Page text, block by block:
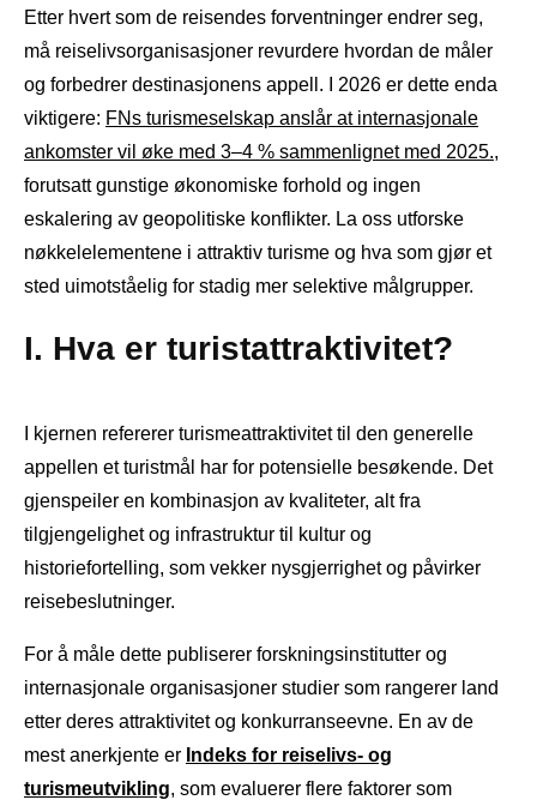
Etter hvert som de reisendes forventninger endrer seg,
må reiselivsorganisasjoner revurdere hvordan de måler
og forbedrer destinasjonens appell. I 2026 er dette enda
viktigere: FNs turismeselskap anslår at internasjonale
ankomster vil øke med 3–4 % sammenlignet med 2025.,
forutsatt gunstige økonomiske forhold og ingen
eskalering av geopolitiske konflikter. La oss utforske
nøkkelelementene i attraktiv turisme og hva som gjør et
sted uimotståelig for stadig mer selektive målgrupper.
I. Hva er turistattraktivitet?
I kjernen refererer turismeattraktivitet til den generelle
appellen et turistmål har for potensielle besøkende. Det
gjenspeiler en kombinasjon av kvaliteter, alt fra
tilgjengelighet og infrastruktur til kultur og
historiefortelling, som vekker nysgjerrighet og påvirker
reisebeslutninger.
For å måle dette publiserer forskningsinstitutter og
internasjonale organisasjoner studier som rangerer land
etter deres attraktivitet og konkurranseevne. En av de
mest anerkjente er Indeks for reiselivs- og
turismeutvikling, som evaluerer flere faktorer som